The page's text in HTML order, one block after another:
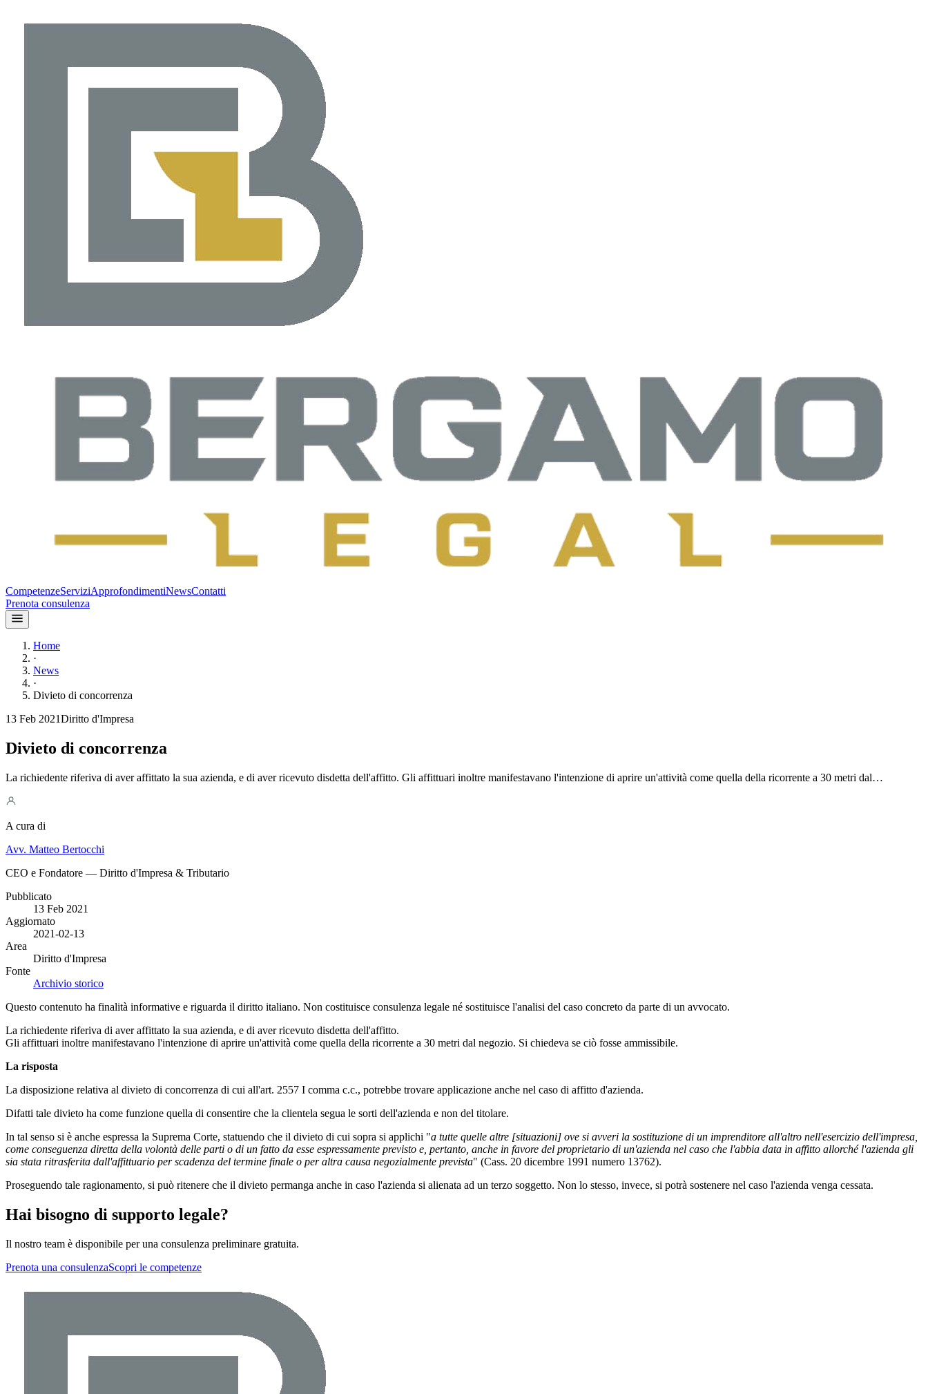
CompetenzeServiziApprofondimentiNewsContatti
Prenota consulenza
Home
·
News
·
Divieto di concorrenza
13 Feb 2021Diritto d'Impresa
Divieto di concorrenza
La richiedente riferiva di aver affittato la sua azienda, e di aver ricevuto disdetta dell'affitto. Gli affittuari inoltre manifestavano l'intenzione di aprire un'attività come quella della ricorrente a 30 metri dal…
A cura di
Avv. Matteo Bertocchi
CEO e Fondatore — Diritto d'Impresa & Tributario
Pubblicato
13 Feb 2021
Aggiornato
2021-02-13
Area
Diritto d'Impresa
Fonte
Archivio storico
Questo contenuto ha finalità informative e riguarda il diritto italiano. Non costituisce consulenza legale né sostituisce l'analisi del caso concreto da parte di un avvocato.
La richiedente riferiva di aver affittato la sua azienda, e di aver ricevuto disdetta dell'affitto.
Gli affittuari inoltre manifestavano l'intenzione di aprire un'attività come quella della ricorrente a 30 metri dal negozio. Si chiedeva se ciò fosse ammissibile.
La risposta
La disposizione relativa al divieto di concorrenza di cui all'art. 2557 I comma c.c., potrebbe trovare applicazione anche nel caso di affitto d'azienda.
Difatti tale divieto ha come funzione quella di consentire che la clientela segua le sorti dell'azienda e non del titolare.
In tal senso si è anche espressa la Suprema Corte, statuendo che il divieto di cui sopra si applichi "a tutte quelle altre [situazioni] ove si avveri la sostituzione di un imprenditore all'altro nell'esercizio dell'impresa,
come conseguenza diretta della volontà delle parti o di un fatto da esse espressamente previsto e, pertanto, anche in favore del proprietario di un'azienda nel caso che l'abbia data in affitto allorché l'azienda gli
sia stata ritrasferita dall'affittuario per scadenza del termine finale o per altra causa negozialmente prevista" (Cass. 20 dicembre 1991 numero 13762).
Proseguendo tale ragionamento, si può ritenere che il divieto permanga anche in caso l'azienda si alienata ad un terzo soggetto. Non lo stesso, invece, si potrà sostenere nel caso l'azienda venga cessata.
Hai bisogno di supporto legale?
Il nostro team è disponibile per una consulenza preliminare gratuita.
Prenota una consulenzaScopri le competenze